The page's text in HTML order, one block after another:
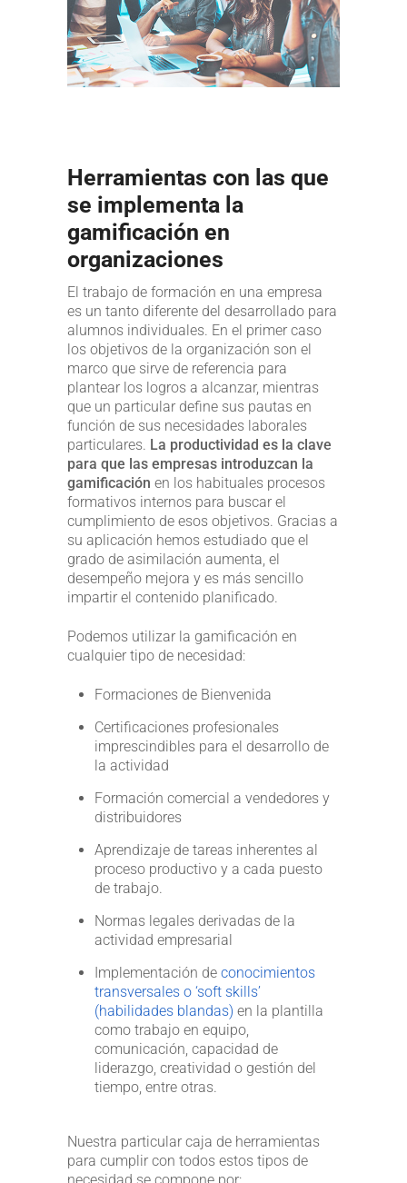
Herramientas con las que
se implementa la
gamificación en
organizaciones
El trabajo de formación en una empresa
es un tanto diferente del desarrollado para
alumnos individuales. En el primer caso
los objetivos de la organización son el
marco que sirve de referencia para
plantear los logros a alcanzar, mientras
que un particular define sus pautas en
función de sus necesidades laborales
particulares. La productividad es la clave
para que las empresas introduzcan la
gamificación en los habituales procesos
formativos internos para buscar el
cumplimiento de esos objetivos. Gracias a
su aplicación hemos estudiado que el
grado de asimilación aumenta, el
desempeño mejora y es más sencillo
impartir el contenido planificado.
Podemos utilizar la gamificación en
cualquier tipo de necesidad:
Formaciones de Bienvenida
Certificaciones profesionales
imprescindibles para el desarrollo de
la actividad
Formación comercial a vendedores y
distribuidores
Aprendizaje de tareas inherentes al
proceso productivo y a cada puesto
de trabajo.
Normas legales derivadas de la
actividad empresarial
Implementación de conocimientos
transversales o ‘soft skills’
(habilidades blandas) en la plantilla
como trabajo en equipo,
comunicación, capacidad de
liderazgo, creatividad o gestión del
tiempo, entre otras.
Nuestra particular caja de herramientas
para cumplir con todos estos tipos de